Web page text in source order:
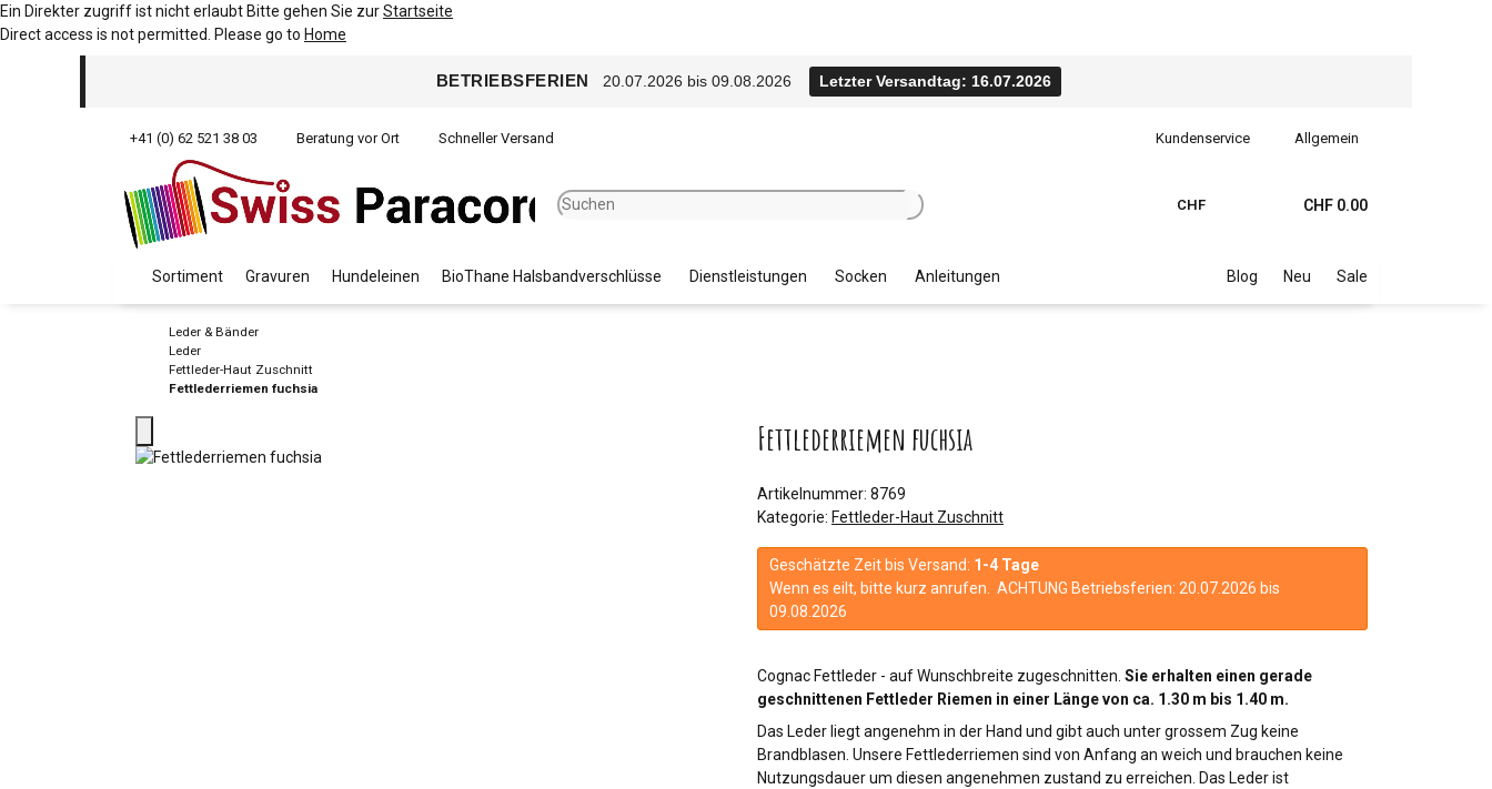
Ein Direkter zugriff ist nicht erlaubt Bitte gehen Sie zurStartseite
Direct access is not permitted. Please go to Home
BETRIEBSFERIEN 20.07.2026 bis 09.08.2026 Letzter Versandtag: 16.07.2026
+41 (0) 62 521 38 03 Beratung vor Ort Schneller Versand Kundenservice Allgemein
CHF CHF 0.00
Sortiment Gravuren Hundeleinen BioThane Halsbandverschlüsse Dienstleistungen Socken Anleitungen Blog Neu Sale
Leder & Bänder
Leder
Fettleder-Haut Zuschnitt
Fettlederriemen fuchsia
Fettlederriemen fuchsia
Artikelnummer: 8769
Kategorie: Fettleder-Haut Zuschnitt
Geschätzte Zeit bis Versand: 1-4 Tage
Wenn es eilt, bitte kurz anrufen. ACHTUNG Betriebsferien: 20.07.2026 bis
09.08.2026
Cognac Fettleder - auf Wunschbreite zugeschnitten. Sie erhalten einen gerade
geschnittenen Fettleder Riemen in einer Länge von ca. 1.30 m bis 1.40 m.
Das Leder liegt angenehm in der Hand und gibt auch unter grossem Zug keine
Brandblasen. Unsere Fettlederriemen sind von Anfang an weich und brauchen keine
Nutzungsdauer um diesen angenehmen zustand zu erreichen. Das Leder ist